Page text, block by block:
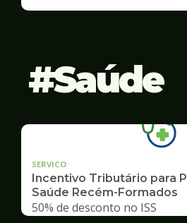
Saúde
SERVICO
Incentivo Tributário para
Saúde Recém-Formados
50% de desconto no ISS